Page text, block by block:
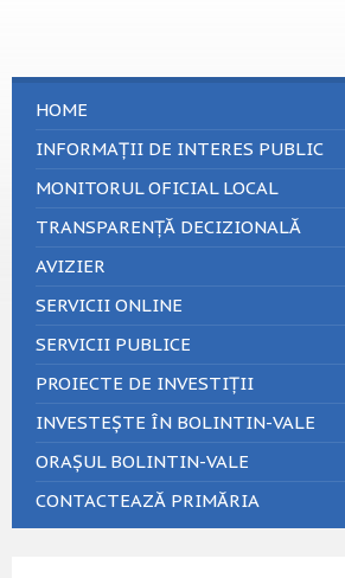
HOME
INFORMAȚII DE INTERES PUBLIC
MONITORUL OFICIAL LOCAL
TRANSPARENȚĂ DECIZIONALĂ
AVIZIER
SERVICII ONLINE
SERVICII PUBLICE
PROIECTE DE INVESTIȚII
INVESTEȘTE ÎN BOLINTIN-VALE
ORAȘUL BOLINTIN-VALE
CONTACTEAZĂ PRIMĂRIA